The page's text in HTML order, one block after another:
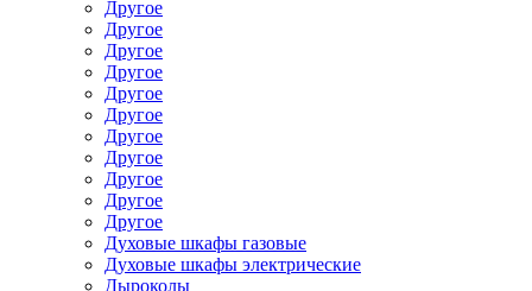
Другое
Другое
Другое
Другое
Другое
Другое
Другое
Другое
Другое
Другое
Другое
Духовые шкафы газовые
Духовые шкафы электрические
Дыроколы